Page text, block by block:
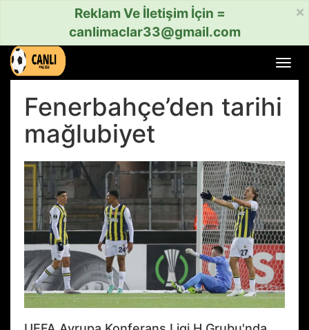
×
Reklam Ve İletişim İçin =
canlimaclar33@gmail.com
aç
Fenerbahçe’den tarihi
mağlubiyet